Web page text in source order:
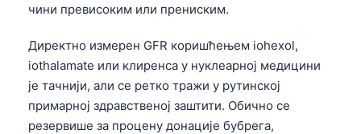
чини превисоким или прениским.
Директно измерен GFR коришћењем iohexol,
iothalamate или клиренса у нуклеарној медицини
је тачнији, али се ретко тражи у рутинској
примарној здравственој заштити. Обично се
резервише за процену донације бубрега,